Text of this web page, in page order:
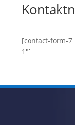
[contact-form-7
1"]